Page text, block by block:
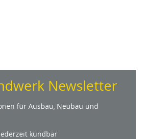
Newsletter
für Ausbau, Neubau und
kündbar